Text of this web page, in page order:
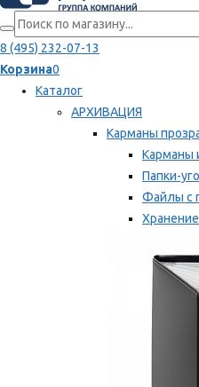
8 (495) 232-07-13
Корзина0
Каталог
АРХИВАЦИЯ
Карманы
Карманы
Папки-
Файлы с
Мы